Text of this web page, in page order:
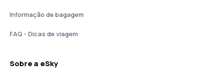
Informação de bagagem
FAQ - Dicas de viagem
Sobre a eSky